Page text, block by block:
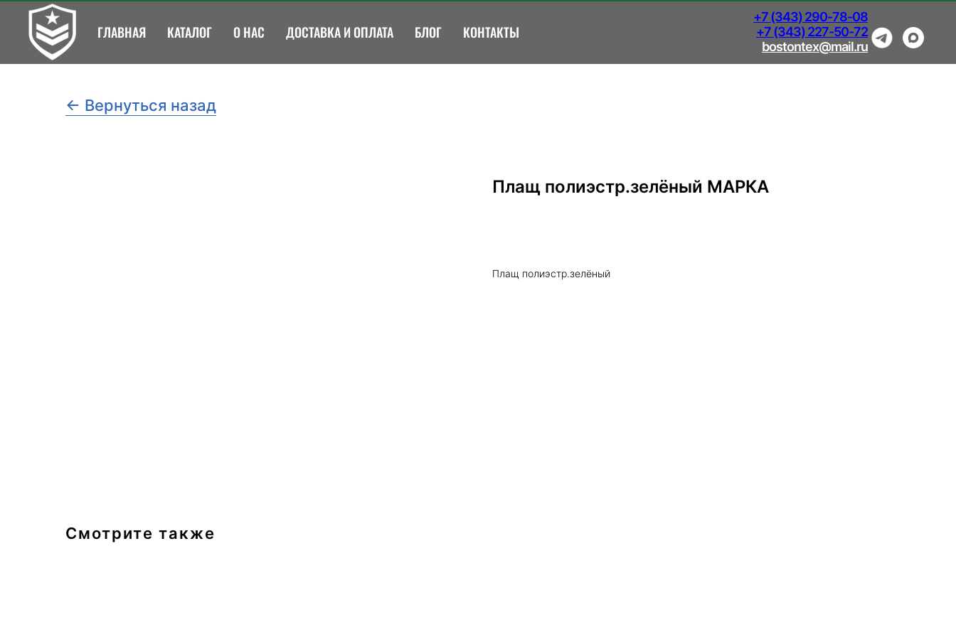
ГЛАВНАЯ КАТАЛОГ О НАС ДОСТАВКА И ОПЛАТА БЛОГ КОНТАКТЫ
+7 (343) 290-78-08
+7 (343) 227-50-72
bostontex@mail.ru
← Вернуться назад
Плащ полиэстр.зелёный МАРКА
Плащ полиэстр.зелёный
Смотрите также